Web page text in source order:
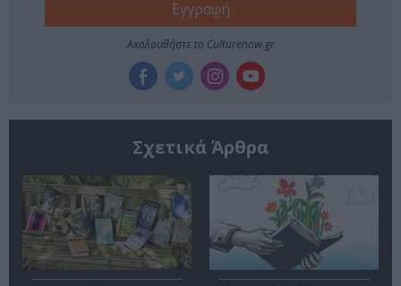
Ακολουθήστε το Culturenow.gr
Σχετικά Άρθρα